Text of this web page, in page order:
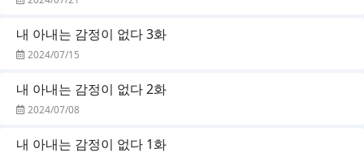
내 아내는 감정이 없다 3화
2024/07/15
내 아내는 감정이 없다 2화
2024/07/08
내 아내는 감정이 없다 1화